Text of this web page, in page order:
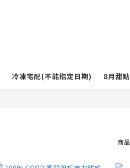
冷凍宅配(不能指定日期) 8月甜
商